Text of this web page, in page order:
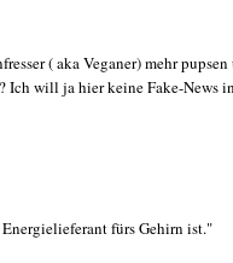
( aka Veganer) mehr
Ich will ja hier keine Fake-News in
fürs Gehirn ist."